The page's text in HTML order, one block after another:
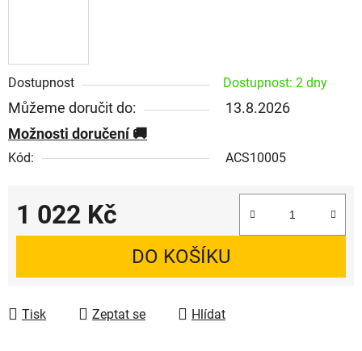
Dostupnost Dostupnost: 2 dny
Můžeme doručit do:
13.8.2026
Možnosti doručení
Kód: ACS10005
1 022 Kč
Měrná cena:
DO KOŠÍKU
Tisk Zeptat se Hlídat